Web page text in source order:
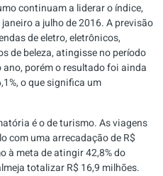
continuam a liderar o índice,
a julho de 2016. A previsão
de eletro, eletrônicos,
de beleza, atingisse no período
porém o resultado foi ainda
o que significa um
é o de turismo. As viagens
com uma arrecadação de R$
à meta de atingir 42,8% do
totalizar R$ 16,9 milhões.